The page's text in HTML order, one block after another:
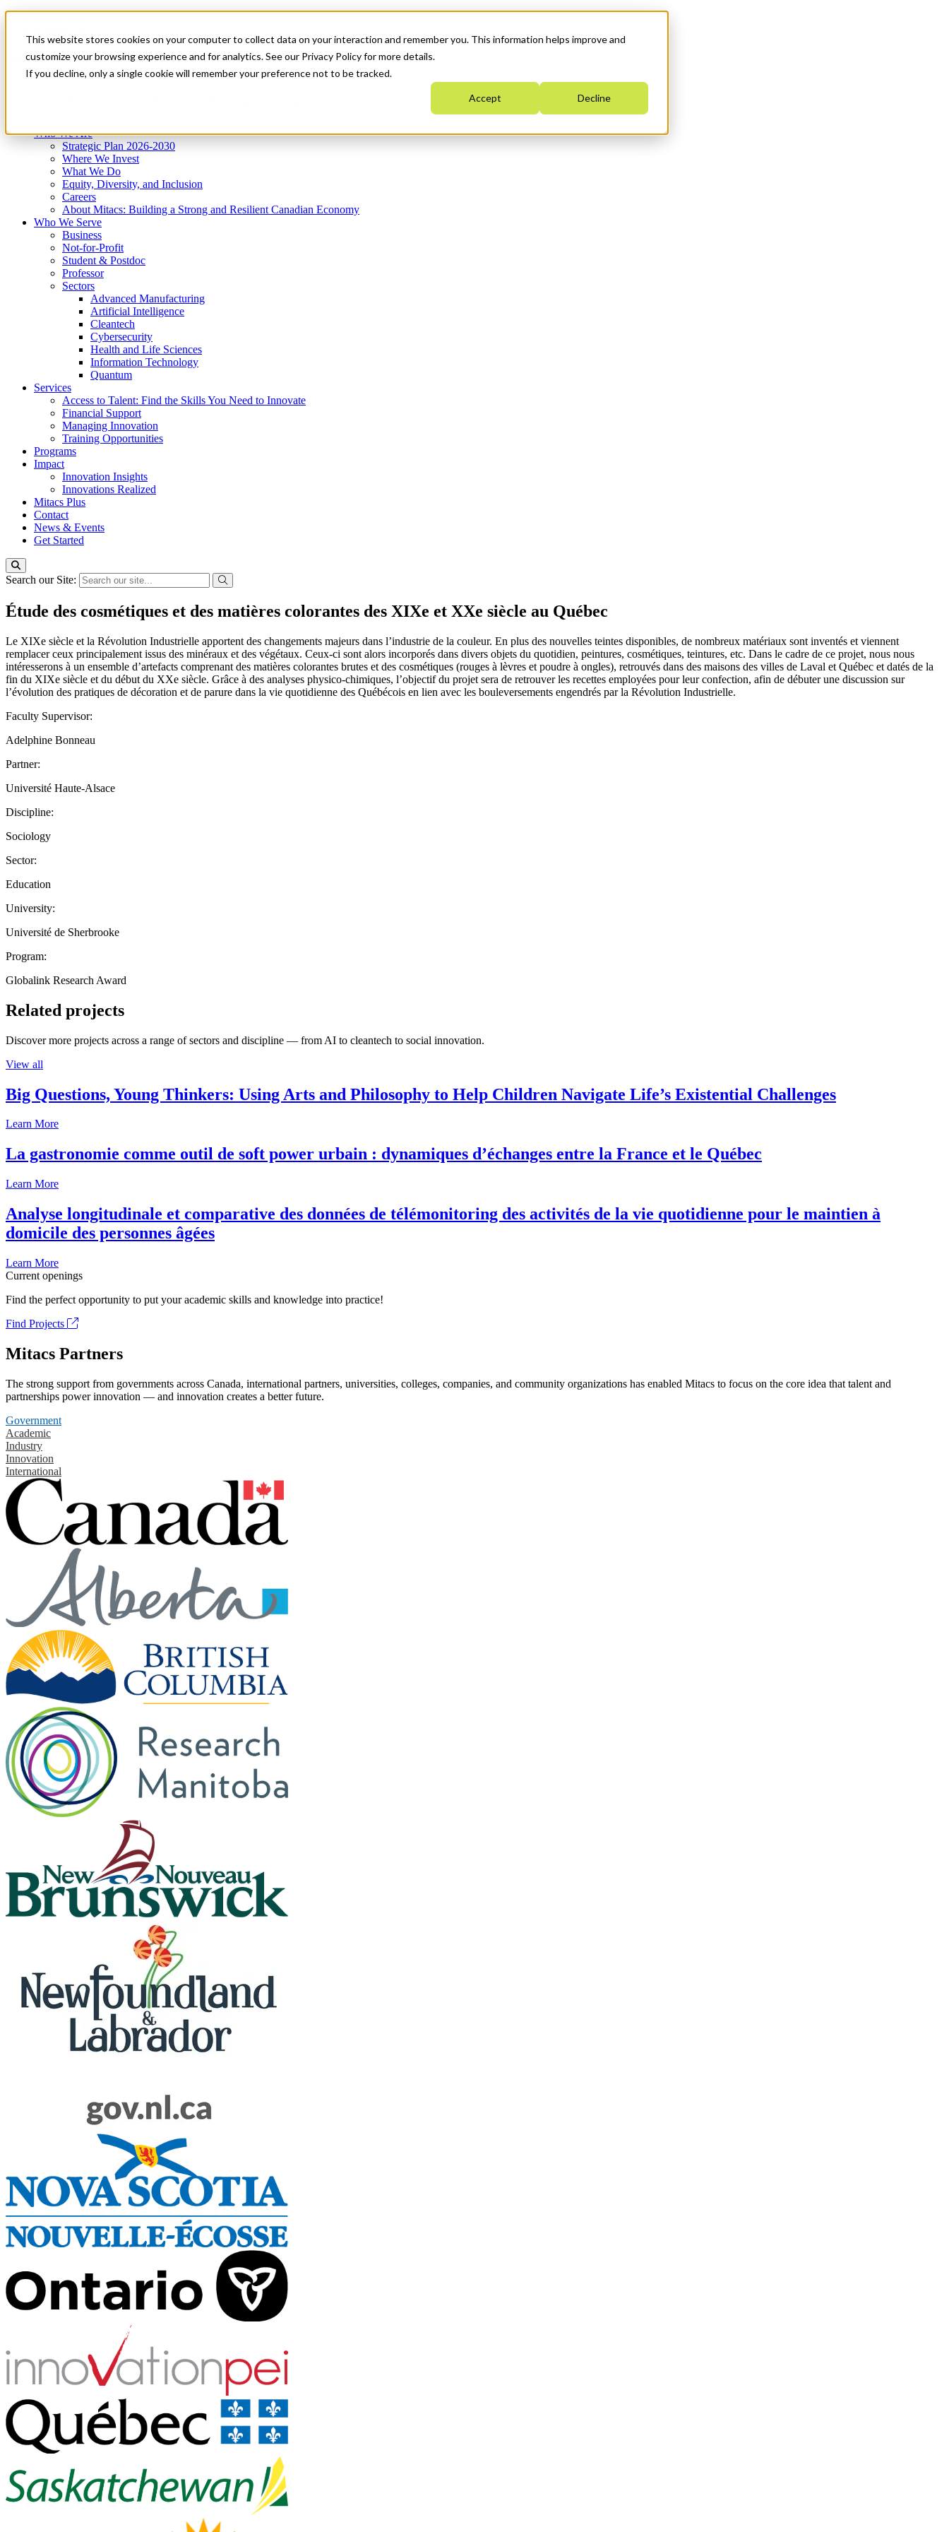
This website stores cookies on your computer to collect data on your interaction and remember you. This information helps improve and
customize your browsing experience and for analytics. See our Privacy Policy for more details.
If you decline, only a single cookie will remember your preference not to be tracked.
Accept Decline
News & Events
Get Started
Menu
Who We Are
Strategic Plan 2026-2030
Where We Invest
What We Do
Equity, Diversity, and Inclusion
Careers
About Mitacs: Building a Strong and Resilient Canadian Economy
Who We Serve
Business
Not-for-Profit
Student & Postdoc
Professor
Sectors
Advanced Manufacturing
Artificial Intelligence
Cleantech
Cybersecurity
Health and Life Sciences
Information Technology
Quantum
Services
Access to Talent: Find the Skills You Need to Innovate
Financial Support
Managing Innovation
Training Opportunities
Programs
Impact
Innovation Insights
Innovations Realized
Mitacs Plus
Contact
News & Events
Get Started
Search our Site:
Étude des cosmétiques et des matières colorantes des XIXe et XXe siècle au Québec
Le XIXe siècle et la Révolution Industrielle apportent des changements majeurs dans l’industrie de la couleur. En plus des nouvelles teintes disponibles, de nombreux matériaux sont inventés et viennent
remplacer ceux principalement issus des minéraux et des végétaux. Ceux-ci sont alors incorporés dans divers objets du quotidien, peintures, cosmétiques, teintures, etc. Dans le cadre de ce projet, nous nous
intéresserons à un ensemble d’artefacts comprenant des matières colorantes brutes et des cosmétiques (rouges à lèvres et poudre à ongles), retrouvés dans des maisons des villes de Laval et Québec et datés de la
fin du XIXe siècle et du début du XXe siècle. Grâce à des analyses physico-chimiques, l’objectif du projet sera de retrouver les recettes employées pour leur confection, afin de débuter une discussion sur
l’évolution des pratiques de décoration et de parure dans la vie quotidienne des Québécois en lien avec les bouleversements engendrés par la Révolution Industrielle.
Faculty Supervisor:
Adelphine Bonneau
Partner:
Université Haute-Alsace
Discipline:
Sociology
Sector:
Education
University:
Université de Sherbrooke
Program:
Globalink Research Award
Related projects
Discover more projects across a range of sectors and discipline — from AI to cleantech to social innovation.
View all
Big Questions, Young Thinkers: Using Arts and Philosophy to Help Children Navigate Life’s Existential Challenges
Learn More
La gastronomie comme outil de soft power urbain : dynamiques d’échanges entre la France et le Québec
Learn More
Analyse longitudinale et comparative des données de télémonitoring des activités de la vie quotidienne pour le maintien à
domicile des personnes âgées
Learn More
Current openings
Find the perfect opportunity to put your academic skills and knowledge into practice!
Find Projects
Mitacs Partners
The strong support from governments across Canada, international partners, universities, colleges, companies, and community organizations has enabled Mitacs to focus on the core idea that talent and
partnerships power innovation — and innovation creates a better future.
Government
Academic
Industry
Innovation
International